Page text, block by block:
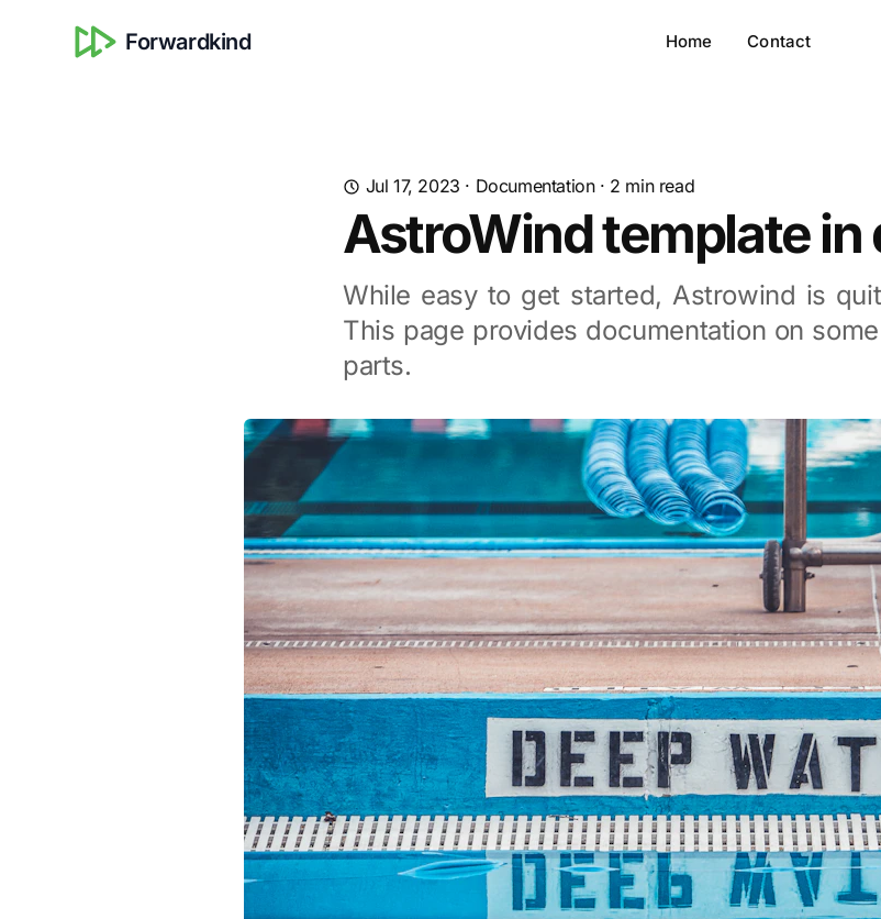
Forwardkind Home Contact
Jul 17, 2023 · Documentation· 2 min read
AstroWind template in
While easy to get started, Astrowind is
This page provides documentation on
parts.